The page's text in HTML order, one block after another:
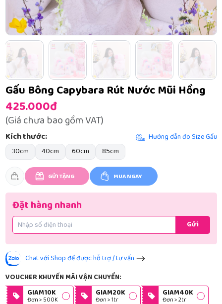
Gấu Bông Capybara Rút Nước Mũi Hồng
425.000đ
(Giá chưa bao gồm VAT)
Kích thước:
Hướng dẫn đo Size Gấu
30cm
40cm 60cm 85cm
GỬI TẶNG MUA NGAY
Đặt hàng nhanh
Gửi
Chat với Shop để được hỗ trợ / tư vấn
VOUCHER KHUYẾN MÃI VẬN CHUYỂN:
GIAM10K
Đơn > 500K
GIAM20K
Đơn > 1tr
GIAM40K
Đơn > 2tr